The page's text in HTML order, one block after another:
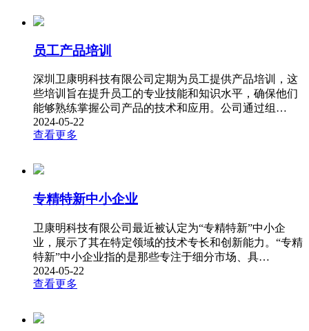
员工产品培训
深圳卫康明科技有限公司定期为员工提供产品培训，这
些培训旨在提升员工的专业技能和知识水平，确保他们
能够熟练掌握公司产品的技术和应用。公司通过组…
2024-05-22
查看更多
专精特新中小企业
卫康明科技有限公司最近被认定为“专精特新”中小企
业，展示了其在特定领域的技术专长和创新能力。“专精
特新”中小企业指的是那些专注于细分市场、具…
2024-05-22
查看更多